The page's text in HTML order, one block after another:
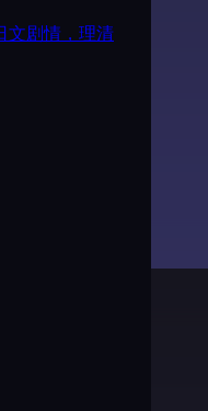
文剧情，理清